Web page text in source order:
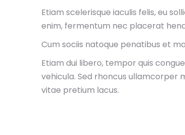
Etiam scelerisque iaculis felis, eu
enim, fermentum nec placerat
Cum sociis natoque penatibus et
Etiam dui libero, tempor quis
vehicula. Sed rhoncus ullamcorper
vitae pretium lacus.